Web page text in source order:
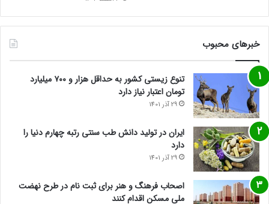
خبرهای محبوب
تنوع زیستی کشور به حداقل هزار و ۷۰۰ میلیارد
تومان اعتبار نیاز دارد
29 آذر 1401
ایران در تولید دانش طب سنتی رتبه چهارم دنیا را
دارد
29 آذر 1401
اصحاب فرهنگ و هنر برای ثبت نام در طرح نهضت
ملی مسکن اقدام کنند